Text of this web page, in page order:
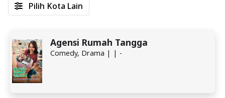
Agensi Rumah Tangga
Comedy, Drama | | -
Pilih Kota Lain